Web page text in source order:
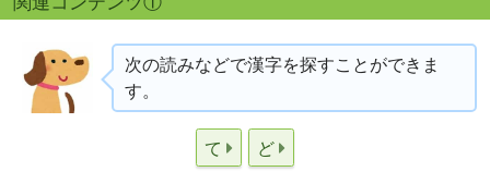
次の読みなどで漢字を探すことができま
す。
て ど